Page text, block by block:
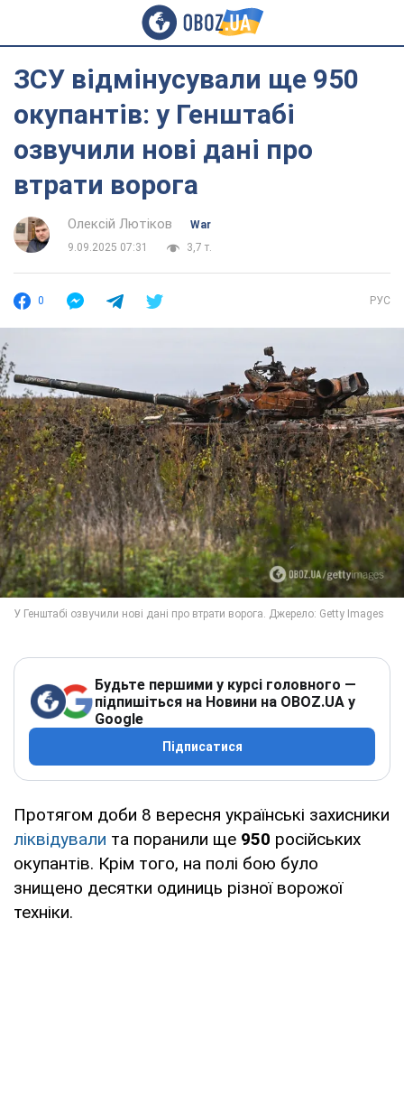
ЗСУ відмінусували ще 950
окупантів: у Генштабі
озвучили нові дані про
втрати ворога
Олексій Лютіков
War
9.09.2025 07:31
3,7 т.
0 РУС
Будьте першими у курсі головного —
підпишіться на Новини на OBOZ.UA у
Google
Підписатися
Протягом доби 8 вересня українські захисники
ліквідували та поранили ще 950 російських
окупантів. Крім того, на полі бою було
знищено десятки одиниць різної ворожої
техніки.